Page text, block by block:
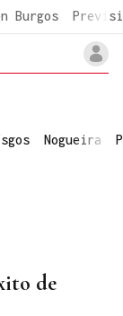
Burgos
Nogueira
de